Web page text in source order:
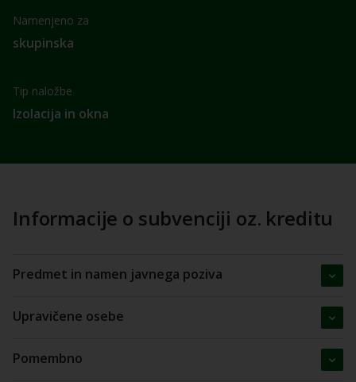
Namenjeno za
skupinska
Tip naložbe
Izolacija in okna
Informacije o subvenciji oz. kreditu
Predmet in namen javnega poziva
Upravičene osebe
Pomembno